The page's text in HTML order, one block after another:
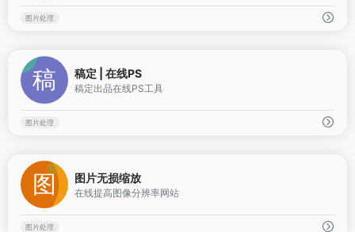
图片处理
稿定 | 在线PS
稿定出品在线PS工具
图片处理
图片无损缩放
在线提高图像分辨率网站
图片处理